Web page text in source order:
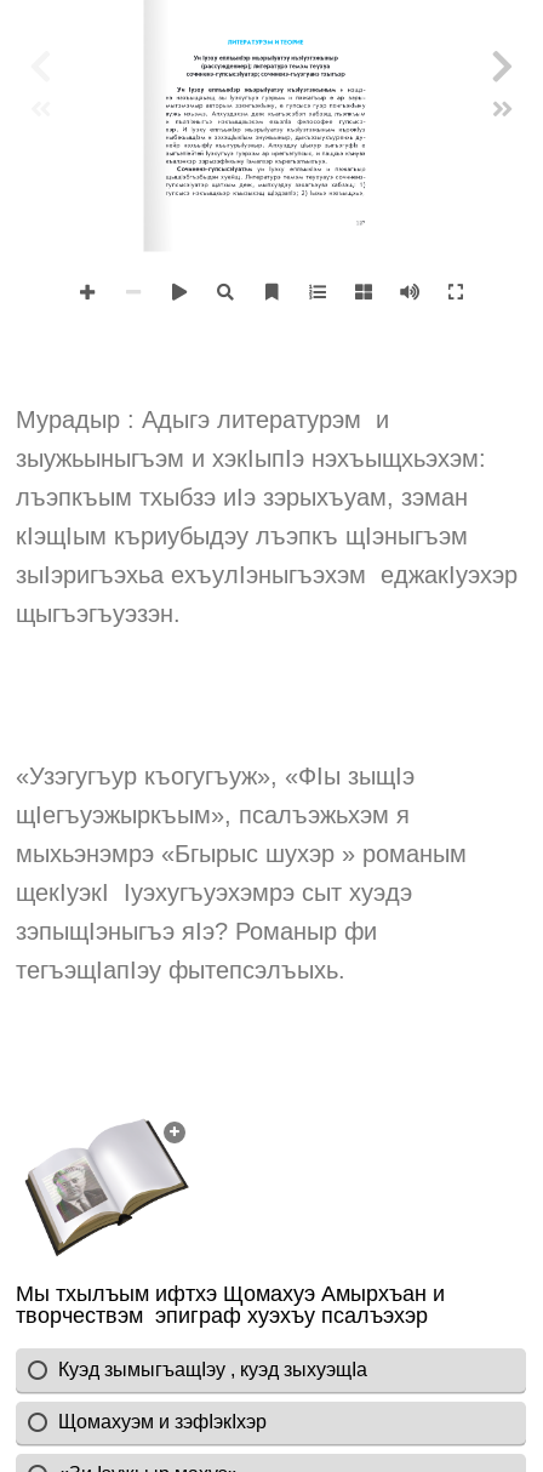
127
ЛИТЕРАТУРЭМ И ТЕОРИЕ
Уи Iуэху еплъыкIэр жьэрыIуатэу къэIуэтэжыныр
(рассуждениер); литературэ темэм теухуа
сочиненэ-гупсысэIуатэр; сочиненэ-гъуэгуанэ тхыгъэр
Уи Iуэху еплъыкIэр жьэрыIуатэу къэIуэтэжыным и нэщэ­
нэ нэхъыщхьэщ зы Iуэхугъуэ гуэрым и пэжагъыр е ар зэры­
мытэмэмыр авторым зэхигъэкIыну, е гупсысэ гуэр пхигъэкIыну
яужь ихьэмэ. Апхуэдэхэм деж къагъэсэбэп хабзэщ лъэпкъым
и лъапIэныгъэ нэхъыщхьэхэм ехьэлIа философие гупсысэ­
хэр. И Iуэху еплъыкIэр жьэрыIуатэу къэIуэтэжыным кърокIуэ
ныбжьыщIэм и зэхэщIыкIым зиужьыныр, дыкъэзыухъуреихь ду­
нейр нэхъыфIу къыгурыIуэныр. Апхуэдэу цIыхур зыгъэгуфIэ е
зыгъэпIейтей Iуэхугъуэ гуэрхэм ар ирегъэгупсыс, и пащхьэ къиувэ
къалэнхэр зэрызэфIихыну Iэмалхэр кърегъэлъыхъуэ.
Сочиненэ-гупсысэIуатэм уи Iуэху еплъыкIэм и пэжагъыр
щыщIэбгъэбыдэн хуейщ. Литературэ темэм теухуауэ сочиненэ­
гупсысэIуатэр щатхым деж, мыпхуэдэу зэхагъэувэ хабзэщ: 1)
гупсысэ нэхъыщхьэр къызыхэщ щIэдзапIэ; 2) Iыхьэ нэхъыщхьэ,
Мурадыр : Адыгэ литературэм и
зыужьыныгъэм и хэкIыпIэ нэхъыщхьэхэм:
лъэпкъым тхыбзэ иIэ зэрыхъуам, зэман
кIэщIым къриубыдэу лъэпкъ щIэныгъэм
зыIэригъэхьа ехъулIэныгъэхэм еджакIуэхэр
щыгъэгъуэзэн.
«Узэгугъур къогугъуж», «ФIы зыщIэ
щIегъуэжыркъым», псалъэжьхэм я
мыхьэнэмрэ «Бгырыс шухэр » романым
щекIуэкI Iуэхугъуэхэмрэ сыт хуэдэ
зэпыщIэныгъэ яIэ? Романыр фи
тегъэщIапIэу фытепсэлъыхь.